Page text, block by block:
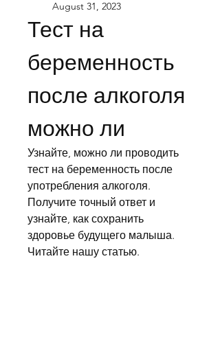
August 31, 2023
Тест на
беременность
после алкоголя
можно ли
Узнайте, можно ли проводить
тест на беременность после
употребления алкоголя.
Получите точный ответ и
узнайте, как сохранить
здоровье будущего малыша.
Читайте нашу статью.